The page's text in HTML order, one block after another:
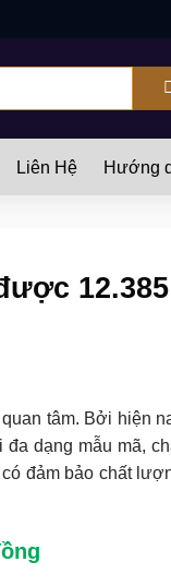
Liên Hệ Hướng
12.385
tâm. Bởi hiện
dạng mẫu mã,
đảm bảo chất